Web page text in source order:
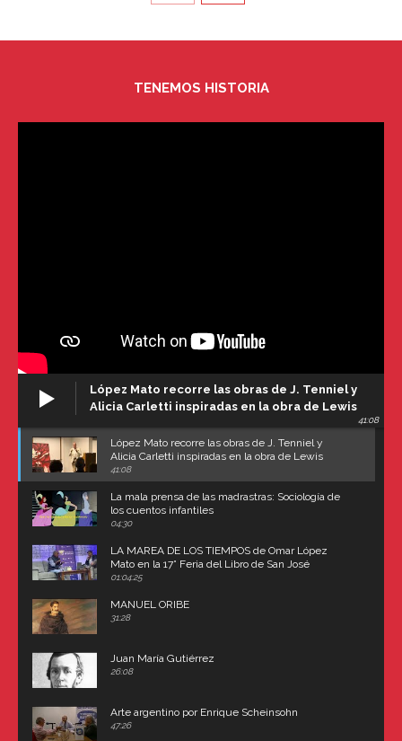
TENEMOS HISTORIA
López Mato recorre las obras de J. Tenniel y
Alicia Carletti inspiradas en la obra de Lewis
41:08
López Mato recorre las obras de J. Tenniel y
Alicia Carletti inspiradas en la obra de Lewis
Carroll
41:08
La mala prensa de las madrastras: Sociología de
los cuentos infantiles
04:30
LA MAREA DE LOS TIEMPOS de Omar López
Mato en la 17° Feria del Libro de San José
(Uruguay)
01:04:25
MANUEL ORIBE
31:28
Juan María Gutiérrez
26:08
Arte argentino por Enrique Scheinsohn
47:26